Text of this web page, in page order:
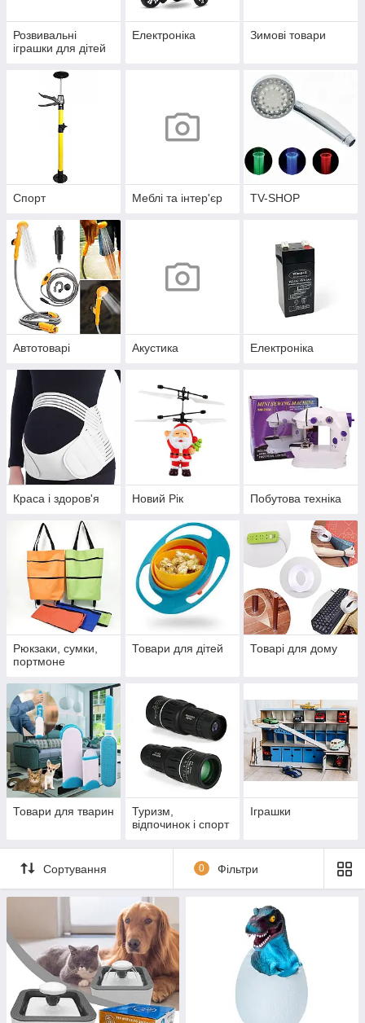
Розвивальні
іграшки для дітей
Електроніка Зимові товари
Спорт Меблі та інтер'єр TV-SHOP
Автотоварі Акустика Електроніка
Краса і здоров'я Новий Рік Побутова техніка
Рюкзаки, сумки,
портмоне
Товари для дітей Товарі для дому
Товари для тварин
Туризм,
відпочинок і спорт
Іграшки
Сортування 0 Фільтри